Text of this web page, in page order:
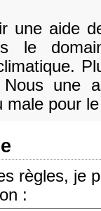
une aide
le
Nous une
male pour
règles, je
: